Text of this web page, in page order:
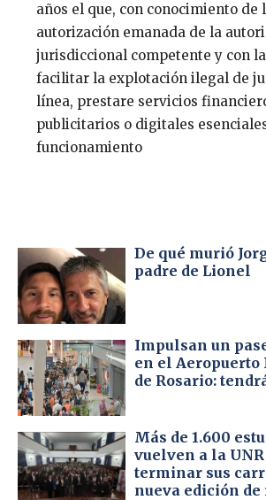
años el que, con conocimiento de
autorización emanada de la
jurisdiccional competente y con
facilitar la explotación ilegal de
línea, prestare servicios
publicitarios o digitales
funcionamiento
De qué murió
padre de Lionel
Impulsan un
en el
de Rosario:
Más de 1.600
vuelven a la
terminar sus
nueva edición de